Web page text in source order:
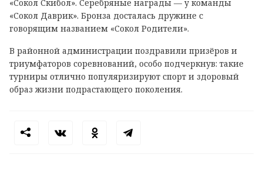
«Сокол Скибол». Серебряные награды — у команды
«Сокол Даврик». Бронза досталась дружине с
говорящим названием «Сокол Родители».
В районной администрации поздравили призёров и
триумфаторов соревнований, особо подчеркнув: такие
турниры отлично популяризируют спорт и здоровый
образ жизни подрастающего поколения.